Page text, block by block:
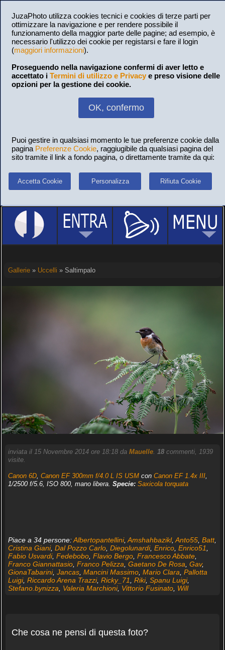
JuzaPhoto utilizza cookies tecnici e cookies di terze parti per
ottimizzare la navigazione e per rendere possibile il
funzionamento della maggior parte delle pagine; ad esempio, è
necessario l'utilizzo dei cookie per registarsi e fare il login
(maggiori informazioni).
Proseguendo nella navigazione confermi di aver letto e
accettato i Termini di utilizzo e Privacy e preso visione delle
opzioni per la gestione dei cookie.
OK, confermo
Puoi gestire in qualsiasi momento le tue preferenze cookie dalla
pagina Preferenze Cookie, raggiugibile da qualsiasi pagina del
sito tramite il link a fondo pagina, o direttamente tramite da qui:
Accetta Cookie Personalizza Rifiuta Cookie
Gallerie» Uccelli » Saltimpalo
inviata il 15 Novembre 2014 ore 18:18 da Mauelle. 18commenti, 1939
visite.
Canon 6D, Canon EF 300mm f/4.0 L IS USMcon Canon EF 1.4x III,
1/2500 f/5.6, ISO 800, mano libera. Specie: Saxicola torquata
Piace a 34 persone:Albertopantellini, Amshahbazikl, Anto55, Batt,
Cristina Giani, Dal Pozzo Carlo, Diegolunardi, Enrico, Enrico51
Fabio Usvardi, Fedebobo, Flavio Bergo, Francesco Abbate,
Franco Giannattasio, Franco Pelizza Gaetano De Rosa Gav,
GionaTabarini, Jancas, Mancini Massimo, Mario Clara Pallotta
Luigi, Riccardo Arena Trazzi, Ricky_71 Riki, Spanu Luigi,
Stefano.bynizza
Valeria Marchioni, Vittorio Fusinato, Will
Che cosa ne pensi di questa foto?